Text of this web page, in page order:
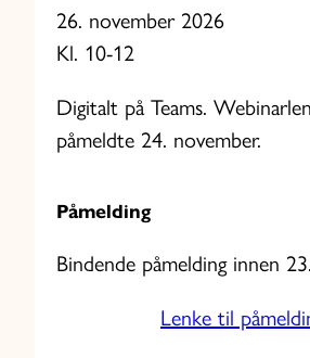
26. november 2026
Kl. 10-12
Digitalt på Teams.
påmeldte 24. november.
Påmelding
Bindende påmelding innen
Lenke til